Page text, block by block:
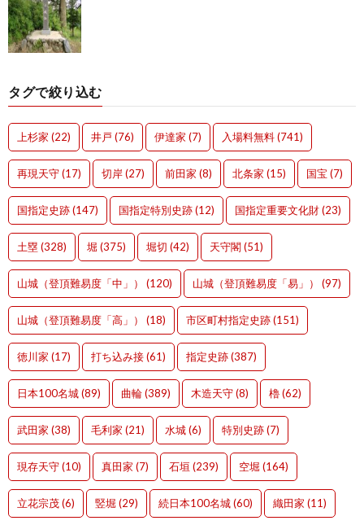
タグで絞り込む
上杉家 (22) 井戸 (76) 伊達家 (7) 入場料無料(741)
再現天守(17) 切岸(27) 前田家 (8) 北条家 (15) 国宝 (7)
国指定史跡(147) 国指定特別史跡(12) 国指定重要文化財(23)
土塁 (328) 堀 (375) 堀切 (42) 天守閣(51)
山城（登頂難易度「中」） (120) 山城（登頂難易度「易」） (97)
山城（登頂難易度「高」） (18) 市区町村指定史跡(151)
徳川家 (17) 打ち込み接(61) 指定史跡(387)
日本100名城(89) 曲輪(389) 木造天守(8) 櫓(62)
武田家 (38) 毛利家 (21) 水城(6) 特別史跡(7)
現存天守(10) 真田家 (7) 石垣 (239) 空堀 (164)
立花宗茂(6) 竪堀 (29) 続日本100名城(60) 織田家 (11)